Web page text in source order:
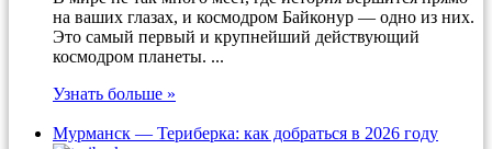
на ваших глазах, и космодром Байконур — одно из них.
Это самый первый и крупнейший действующий
космодром планеты. ...
Узнать больше »
Мурманск — Териберка: как добраться в 2026 году